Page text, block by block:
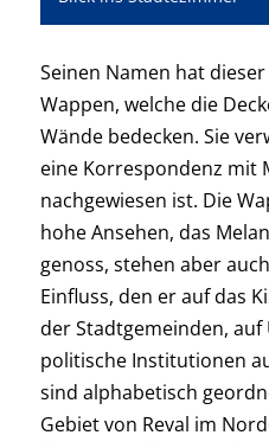
​Seinen Namen hat
Wappen, welche die
Wände bedecken. Sie
eine Korrespondenz mit
nachgewiesen ist. Die
hohe Ansehen, das
genoss, stehen aber
Einfluss, den er auf das
der Stadtgemeinden,
politische Institutionen
sind alphabetisch
Gebiet von Reval im